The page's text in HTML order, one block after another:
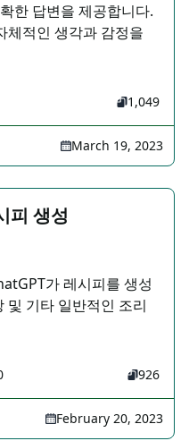
한 답변을 제공합니다.
체적인 생각과 감정을
1,049
March 19, 2023
피 생성
가 레시피를 생성
및 기타 일반적인 조리
926
February 20, 2023